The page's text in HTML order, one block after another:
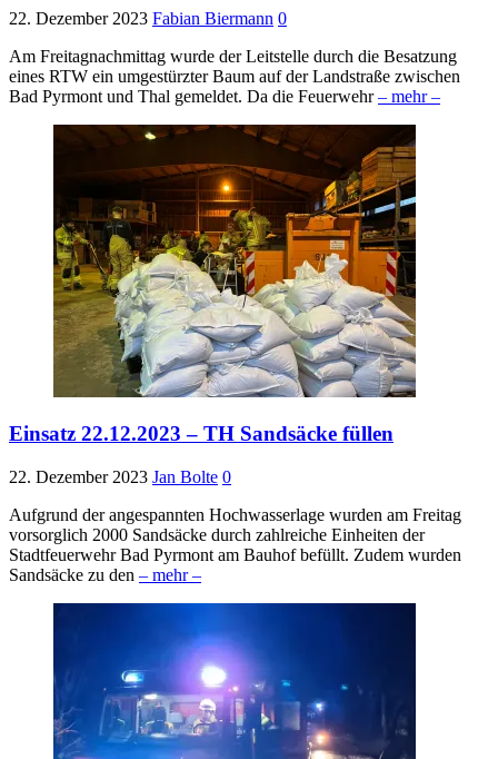
22. Dezember 2023 Fabian Biermann 0
Am Freitagnachmittag wurde der Leitstelle durch die Besatzung
eines RTW ein umgestürzter Baum auf der Landstraße zwischen
Bad Pyrmont und Thal gemeldet. Da die Feuerwehr– mehr –
Einsatz 22.12.2023 – TH Sandsäcke füllen
22. Dezember 2023 Jan Bolte 0
Aufgrund der angespannten Hochwasserlage wurden am Freitag
vorsorglich 2000 Sandsäcke durch zahlreiche Einheiten der
Stadtfeuerwehr Bad Pyrmont am Bauhof befüllt. Zudem wurden
Sandsäcke zu den – mehr –